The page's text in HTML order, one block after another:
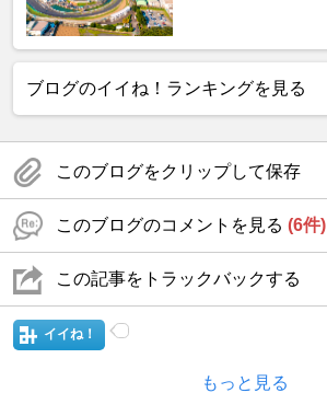
ブログのイイね！ランキングを見る
このブログをクリップして保存
このブログのコメントを見る (6件)
この記事をトラックバックする
イイね！
もっと見る